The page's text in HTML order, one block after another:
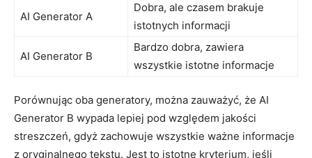
AI Generator A
Dobra, ale czasem brakuje
istotnych informacji
AI Generator‍ B
Bardzo dobra, ‌zawiera
wszystkie istotne informacje
Porównując oba generatory, można zauważyć, że AI
‌Generator B wypada lepiej pod ⁣względem jakości
streszczeń, gdyż zachowuje wszystkie ważne informacje ​
z oryginalnego⁣ tekstu. Jest⁢ to ​istotne kryterium, jeśli⁤